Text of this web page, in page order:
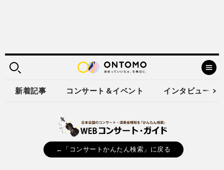
新着記事 コンサート＆イベント インタビュー
←「コンサートかんたん検索」に戻る